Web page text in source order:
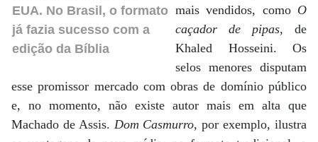
EUA. No Brasil, o formato
já fazia sucesso com a
edição da Bíblia
mais vendidos, como O
caçador de pipas, de
Khaled Hosseini. Os
selos menores disputam
esse promissor mercado com obras de domínio público
e, no momento, não existe autor mais em alta que
Machado de Assis. Dom Casmurro, por exemplo, ilustra